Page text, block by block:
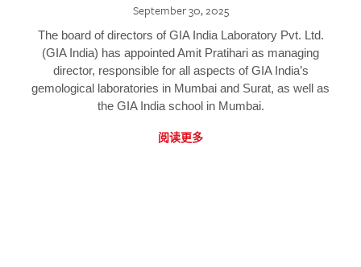
September 30, 2025
The board of directors of GIA India Laboratory Pvt. Ltd.
(GIA India) has appointed Amit Pratihari as managing
director, responsible for all aspects of GIA India’s
gemological laboratories in Mumbai and Surat, as well as
the GIA India school in Mumbai.
阅读更多